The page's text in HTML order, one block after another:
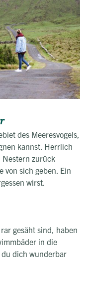
des Meeresvogels,
kannst. Herrlich
Nestern zurück
von sich geben. Ein
wirst.
gesäht sind, haben
in die
du dich wunderbar